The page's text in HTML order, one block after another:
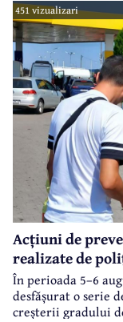
451 vizualizari
Acțiuni de
realizate de
În perioada 5–6
desfășurat o serie
creșterii gradului